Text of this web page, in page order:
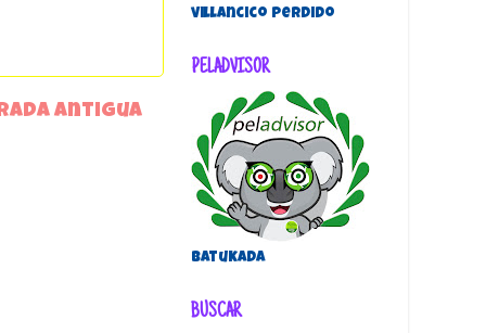
antigua
villancico perdido
PELADVISOR
Batukada
BUSCAR